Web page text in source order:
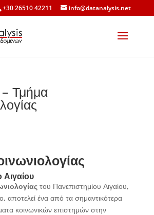
+30 26510 42211 info@datanalysis.net
Τμήμα
Αιγαίου
του Πανεπιστημίου Αιγαίου,
αποτελεί ένα από τα σημαντικότερα
κοινωνικών επιστημών στην